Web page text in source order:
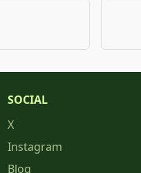
SOCIAL
X
Instagram
Blog